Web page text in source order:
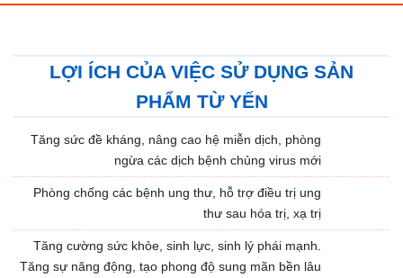
LỢI ÍCH CỦA VIỆC SỬ DỤNG SẢN
PHẨM TỪ YẾN
Tăng sức đề kháng, nâng cao hệ miễn dịch, phòng
ngừa các dịch bệnh chủng virus mới
Phòng chống các bệnh ung thư, hỗ trợ điều trị ung
thư sau hóa trị, xạ trị
Tăng cường sức khỏe, sinh lực, sinh lý phái mạnh.
Tăng sự năng động, tạo phong độ sung mãn bền lâu